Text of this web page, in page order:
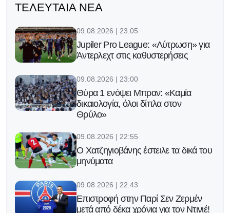
ΤΕΛΕΥΤΑΊΑ ΝΈΑ
09.08.2026 | 23:05
Jupiler Pro League: «Λύτρωση» για
Άντερλεχτ στις καθυστερήσεις
09.08.2026 | 23:00
Θύρα 1 ενόψει Μπραν: «Καμία
δικαιολογία, όλοι δίπλα στον
Θρύλο»
09.08.2026 | 22:55
Ο Χατζηγιοβάνης έστειλε τα δικά του
μηνύματα
09.08.2026 | 22:43
Επιστροφή στην Παρί Σεν Ζερμέν
μετά από δέκα χρόνια για τον Ντινιέ!